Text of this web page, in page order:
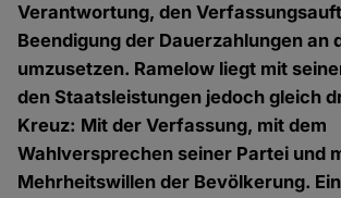
Verantwortung, den
Beendigung der Dauerzahlungen an
umzusetzen. Ramelow liegt mit
den Staatsleistungen jedoch gleich
Kreuz: Mit der Verfassung, mit dem
Wahlversprechen seiner Partei und
Mehrheitswillen der Bevölkerung.